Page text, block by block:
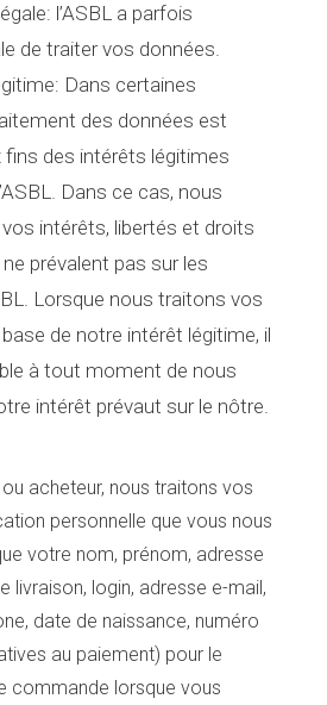
Accueil
adresses
Quartiers
Blog
: l’ASBL a parfois
de traiter vos données.
: Dans certaines
des données est
fins des intérêts légitimes
Dans ce cas, nous
intérêts, libertés et droits
prévalent pas sur les
Lorsque nous traitons vos
de notre intérêt légitime, il
à tout moment de nous
intérêt prévaut sur le nôtre.
acheteur, nous traitons vos
personnelle que vous nous
votre nom, prénom, adresse
livraison, login, adresse e-mail,
date de naissance, numéro
au paiement) pour le
commande lorsque vous